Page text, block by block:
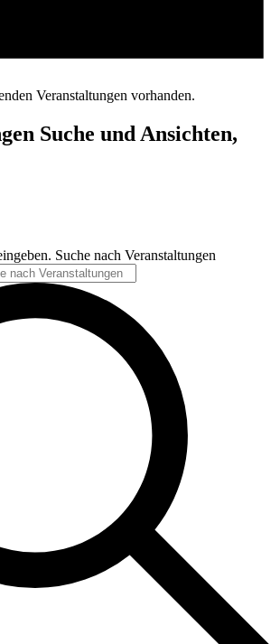
Veranstaltungen vorhanden.
Suche und Ansichten,
Suche nach Veranstaltungen